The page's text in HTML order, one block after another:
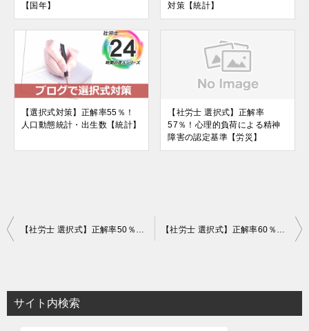
【国年】
対策【統計】
【選択式対策】正解率55％！
人口動態統計・出生数【統計】
【社労士 選択式】正解率
57％！心理的負荷による精神
障害の認定基準【労災】
投
ビ
ゲ
【社労士 選択式】正解率50％！確定拠出年金の給付【社一】 【社労士 選択式】正解率60％！産業医の職権【安衛】
サイト内検索